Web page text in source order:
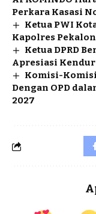
Perkara Kasasi
Ketua PWI
Kapolres
Ketua DPRD
Apresiasi
Komisi-Komisi
Dengan OPD
2027